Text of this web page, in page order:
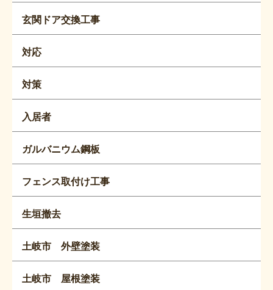
玄関ドア交換工事
対応
対策
入居者
ガルバニウム鋼板
フェンス取付け工事
生垣撤去
土岐市 外壁塗装
土岐市 屋根塗装